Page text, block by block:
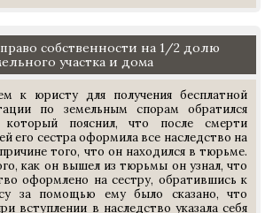
собственности на 1/2 долю
участка и дома
к юристу для получения бесплатной
по земельным спорам обратился
который пояснил, что после смерти
его сестра оформила все наследство на
того, что он находился в тюрьме.
как он вышел из тюрьмы он узнал, что
оформлено на сестру, обратившись к
за помощью ему было сказано, что
вступлении в наследство указала себя